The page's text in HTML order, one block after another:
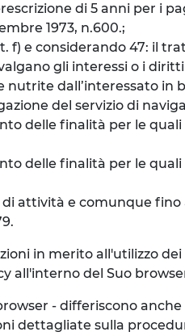
di 5 anni per i
1973, n.600.;
f) e considerando 47: il
gli interessi o i
dall’interessato
del servizio di
delle finalità per le
delle finalità per le
e comunque fino
in merito all'utilizzo
all'interno del Suo
- differiscono
dettagliate sulla